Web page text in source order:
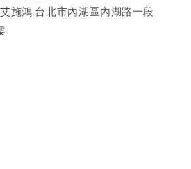
施鴻 台北市內湖區內湖路一段